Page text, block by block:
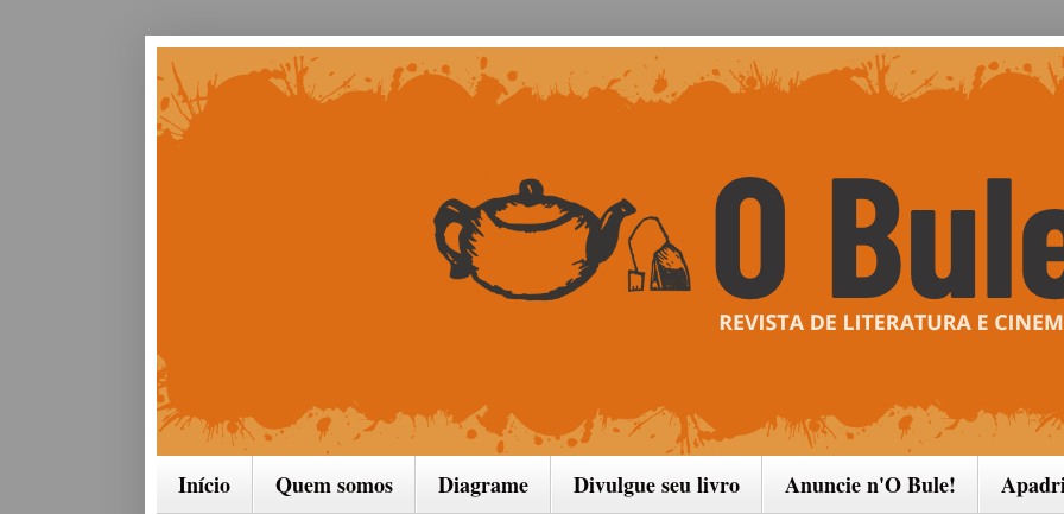
Início Quem somos Diagrame Divulgue seu livro Anuncie n'O Bule!